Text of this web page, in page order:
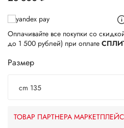
Оплачивайте все покупки со
до 1 500 рублей) при оплате
Размер
cm 135
ТОВАР ПАРТНЕРА